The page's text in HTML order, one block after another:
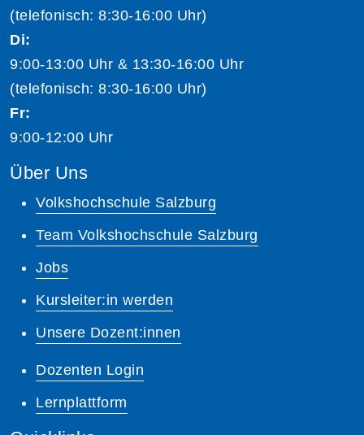
(telefonisch: 8:30-16:00 Uhr)
Di:
9:00-13:00 Uhr & 13:30-16:00 Uhr
(telefonisch: 8:30-16:00 Uhr)
Fr:
9:00-12:00 Uhr
Über Uns
Volkshochschule Salzburg
Team Volkshochschule Salzburg
Jobs
Kursleiter:in werden
Unsere Dozent:innen
Dozenten Login
Lernplattform